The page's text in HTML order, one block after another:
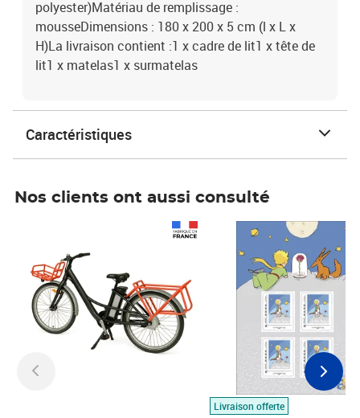
polyester)Matériau de remplissage :
mousseDimensions : 180 x 200 x 5 cm (l x L x
H)La livraison contient :1 x cadre de lit1 x tête de
lit1 x matelas1 x surmatelas
Caractéristiques
Nos clients ont aussi consulté
Livraison offerte
Prix 7,50€